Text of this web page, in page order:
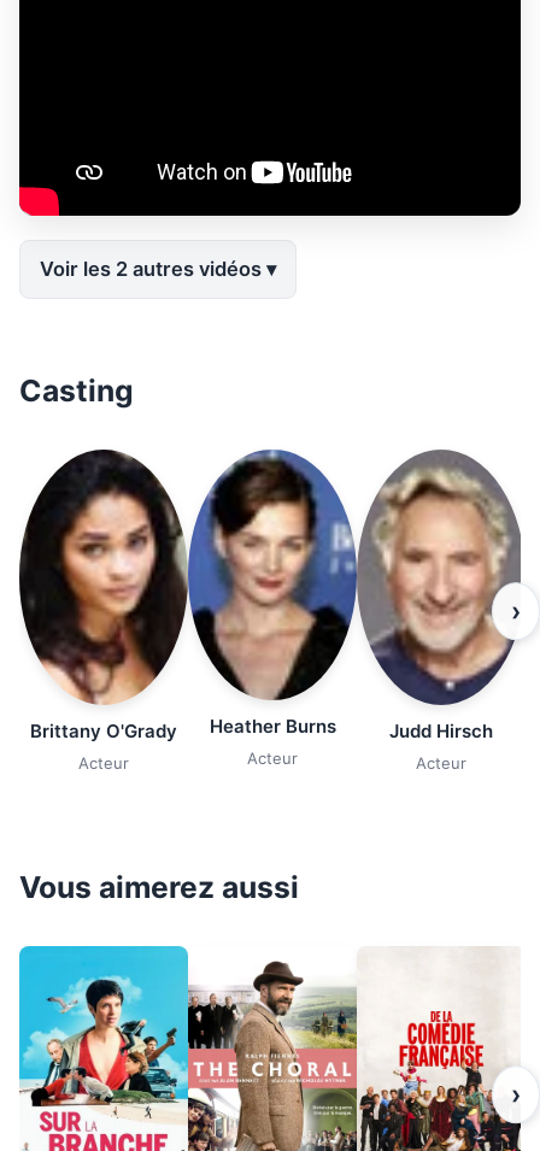
Voir les 2 autres vidéos
Casting
Brittany O'Grady
Acteur
Heather Burns
Acteur
Judd Hirsch
Acteur
›
Vous aimerez aussi
›